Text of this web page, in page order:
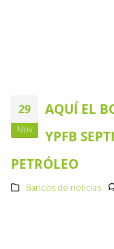
29
Nov
AQUÍ EL
YPFB
PETRÓLEO
Bancos de noticias